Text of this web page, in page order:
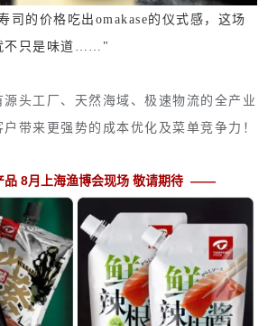
司的价格吃出omakase的仪式感，这场
不只是味道……"
源头工厂、天然海域、极速物流的全产业
带来更强势的成本优化及菜单竞争力！
8月上海渔博会现场 敬请期待 ——